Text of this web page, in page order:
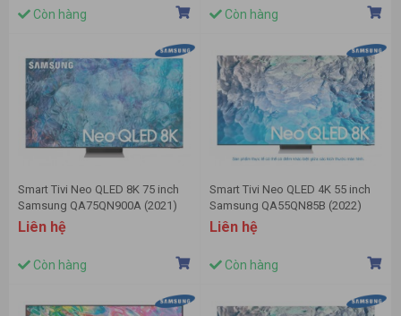
Còn hàng Còn hàng
Smart Tivi Neo QLED 8K 75 inch
Samsung QA75QN900A (2021)
Liên hệ
Còn hàng
Smart Tivi Neo QLED 4K 55 inch
Samsung QA55QN85B (2022)
Liên hệ
Còn hàng